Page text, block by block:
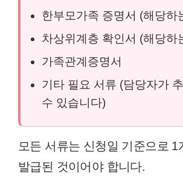
한부모가족 증명서 (해당하
차상위계층 확인서 (해당하
가족관계증명서
기타 필요 서류 (담당자가
수 있습니다)
모든 서류는 신청일 기준으로 1
발급된 것이어야 합니다.